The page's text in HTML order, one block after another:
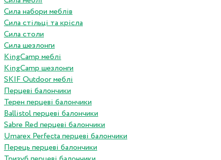
Сила набори меблів
Сила стільці та крісла
Сила столи
Сила шезлонги
KingCamp меблі
KingCamp шезлонги
SKIF Outdoor меблі
Перцеві балончики
Терен перцеві балончики
Ballistol перцеві балончики
Sabre Red перцеві балончики
Umarex Perfecta перцеві балончики
Перець перцеві балончики